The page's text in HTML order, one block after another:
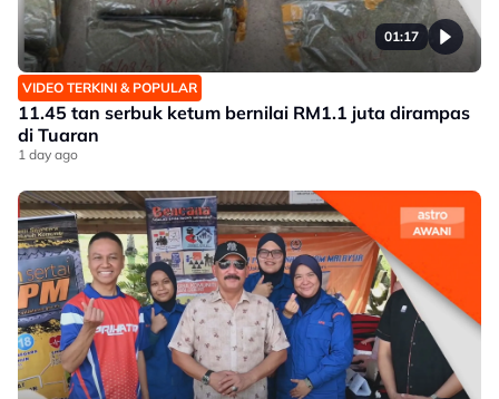
01:17
VIDEO TERKINI & POPULAR
11.45 tan serbuk ketum bernilai RM1.1 juta dirampas
di Tuaran
1 day ago